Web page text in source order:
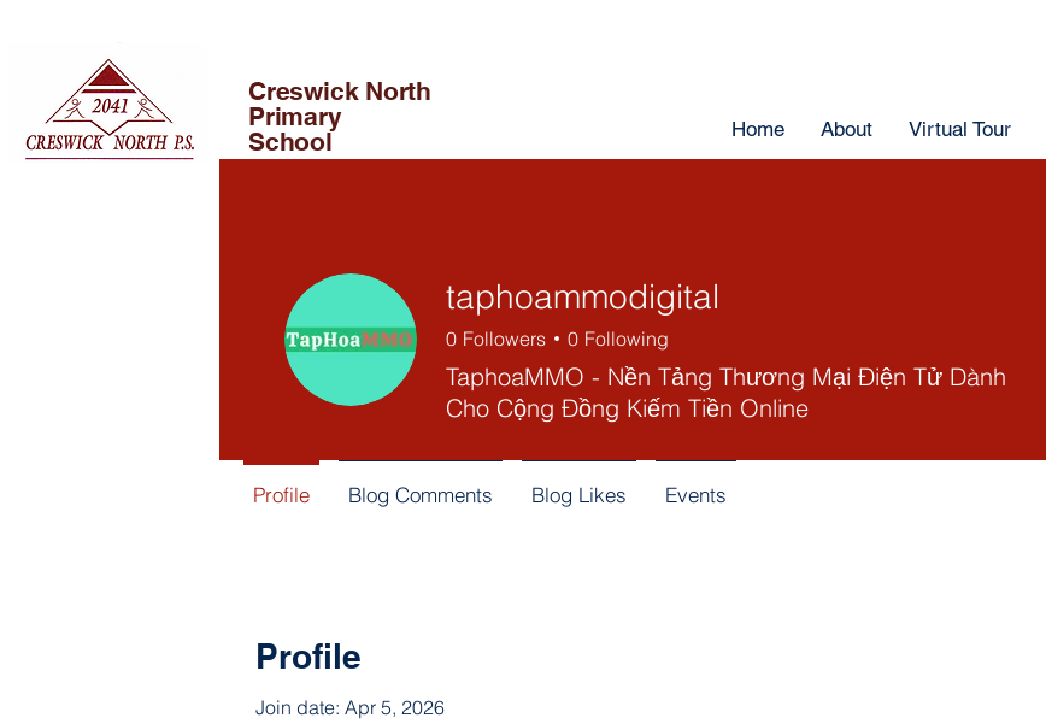
Creswick North
Primary
School
Home About Virtual Tour
Profile
Join date: Apr 5, 2026
taphoammodigital
0 Followers 0 Following
TaphoaMMO - Nền Tảng Thương Mại Điện Tử Dành
Cho Cộng Đồng Kiếm Tiền Online
Profile Blog Comments Blog Likes Events